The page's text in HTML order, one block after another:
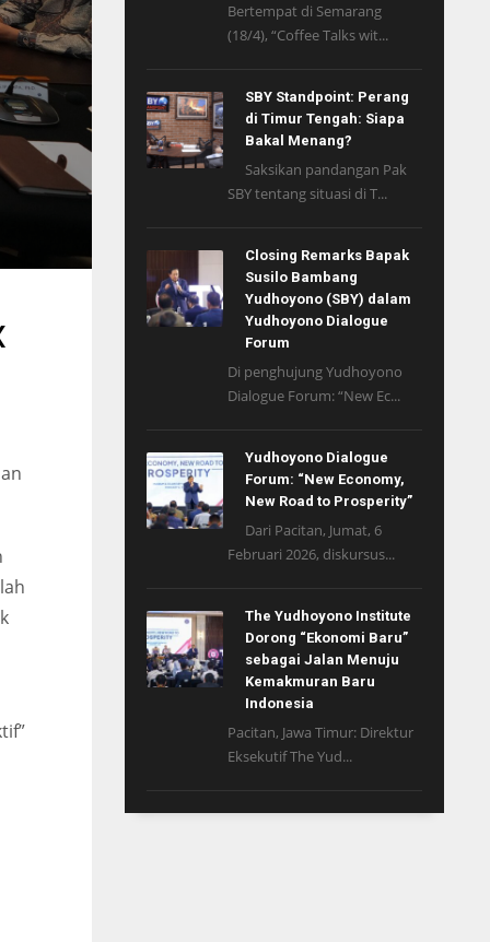
Bertempat di Semarang
(18/4), “Coffee Talks wit...
SBY Standpoint: Perang
di Timur Tengah: Siapa
Bakal Menang?
Saksikan pandangan Pak
SBY tentang situasi di T...
Closing Remarks Bapak
Susilo Bambang
Yudhoyono (SBY) dalam
Yudhoyono Dialogue
Forum
Di penghujung Yudhoyono
Dialogue Forum: “New Ec...
Yudhoyono Dialogue
Forum: “New Economy,
New Road to Prosperity”
Dari Pacitan, Jumat, 6
Februari 2026, diskursus...
The Yudhoyono Institute
Dorong “Ekonomi Baru”
sebagai Jalan Menuju
Kemakmuran Baru
Indonesia
Pacitan, Jawa Timur: Direktur
Eksekutif The Yud...